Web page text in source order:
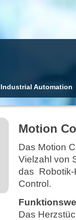
Motion
Das Motion
Vielzahl von
das
Control.
Das
Industrial Automation